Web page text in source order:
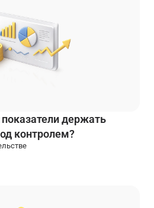
держать
контролем?